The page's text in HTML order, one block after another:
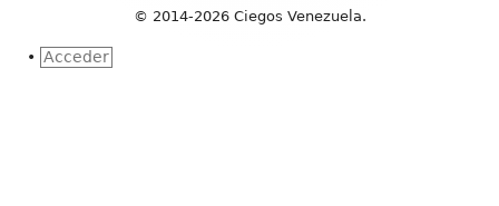
© 2014-2026 Ciegos Venezuela.
• Acceder